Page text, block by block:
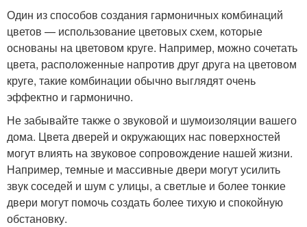
Один из способов создания гармоничных комбинаций
цветов — использование цветовых схем, которые
основаны на цветовом круге. Например, можно сочетать
цвета, расположенные напротив друг друга на цветовом
круге, такие комбинации обычно выглядят очень
эффектно и гармонично.
Не забывайте также о звуковой и шумоизоляции вашего
дома. Цвета дверей и окружающих нас поверхностей
могут влиять на звуковое сопровождение нашей жизни.
Например, темные и массивные двери могут усилить
звук соседей и шум с улицы, а светлые и более тонкие
двери могут помочь создать более тихую и спокойную
обстановку.